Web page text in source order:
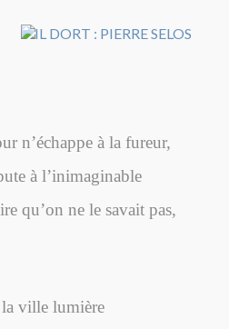
n’échappe à la fureur,
à l’inimaginable
qu’on ne le savait pas,
ville lumière